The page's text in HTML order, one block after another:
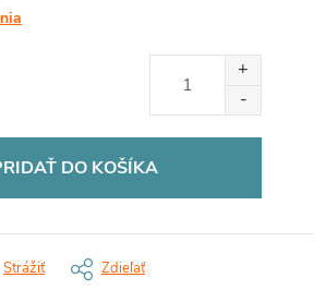
DO KOŠÍKA
Strážiť Zdieľať